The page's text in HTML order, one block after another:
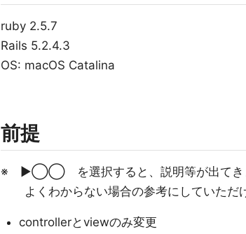
ruby 2.5.7
Rails 5.2.4.3
OS: macOS Catalina
前提
※ ▶◯◯ を選択すると、説明等が出てきま
よくわからない場合の参考にしていただけ
controllerとviewのみ変更